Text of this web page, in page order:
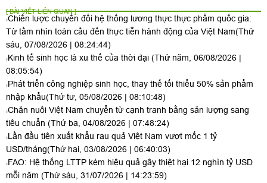
[ BÀI VIẾT LIÊN QUAN ]
Chiến lược chuyển đổi hệ thống lương thực thực phẩm quốc gia:
Từ tầm nhìn toàn cầu đến thực tiễn hành động của Việt Nam(Thứ
sáu, 07/08/2026 | 08:24:44)
Kinh tế sinh học là xu thế của thời đại (Thứ năm, 06/08/2026 |
08:05:54)
Phát triển công nghiệp sinh học, thay thế tối thiểu 50% sản phẩm
nhập khẩu(Thứ tư, 05/08/2026 | 08:10:48)
Chăn nuôi Việt Nam chuyển từ cạnh tranh bằng sản lượng sang
tiêu chuẩn (Thứ ba, 04/08/2026 | 07:48:24)
Lần đầu tiên xuất khẩu rau quả Việt Nam vượt mốc 1 tỷ
USD/tháng(Thứ hai, 03/08/2026 | 06:40:03)
FAO: Hệ thống LTTP kém hiệu quả gây thiệt hại 12 nghìn tỷ USD
mỗi năm (Thứ sáu, 31/07/2026 | 14:23:59)